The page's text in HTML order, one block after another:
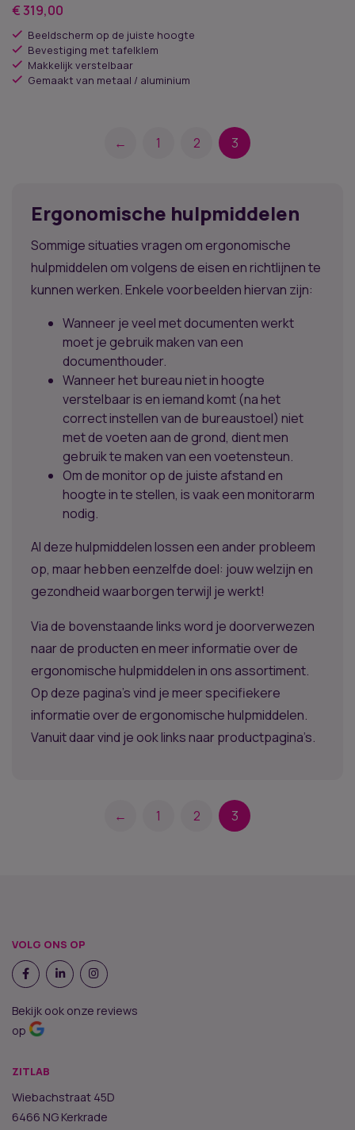
€319,00
Beeldscherm op de juiste hoogte
Bevestiging met tafelklem
Makkelijk verstelbaar
Gemaakt van metaal / aluminium
← 1 2 3
Ergonomische hulpmiddelen
Sommige situaties vragen om ergonomische
hulpmiddelen om volgens de eisen en richtlijnen te
kunnen werken. Enkele voorbeelden hiervan zijn:
Wanneer je veel met documenten werkt
moet je gebruik maken van een
documenthouder.
Wanneer het bureau niet in hoogte
verstelbaar is en iemand komt (na het
correct instellen van de bureaustoel) niet
met de voeten aan de grond, dient men
gebruik te maken van een voetensteun.
Om de monitor op de juiste afstand en
hoogte in te stellen, is vaak een monitorarm
nodig.
Al deze hulpmiddelen lossen een ander probleem
op, maar hebben eenzelfde doel: jouw welzijn en
gezondheid waarborgen terwijl je werkt!
Via de bovenstaande links word je doorverwezen
naar de producten en meer informatie over de
ergonomische hulpmiddelen in ons assortiment.
Op deze pagina’s vind je meer specifiekere
informatie over de ergonomische hulpmiddelen.
Vanuit daar vind je ook links naar productpagina’s.
← 1 2 3
VOLG ONS OP
Bekijk ook onze reviews
op
ZITLAB
Wiebachstraat 45D
6466 NG Kerkrade